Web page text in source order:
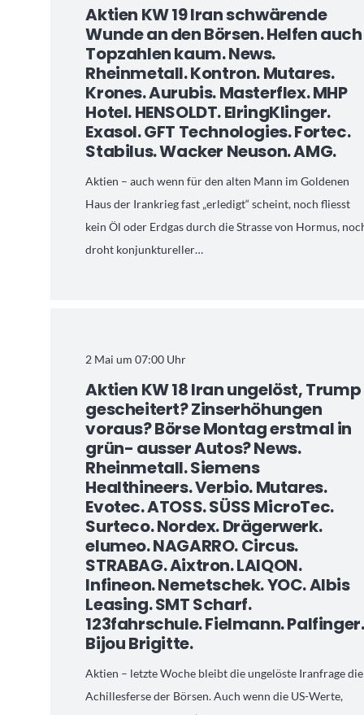
Aktien KW 19 Iran schwärende
Wunde an den Börsen. Helfen auch
Topzahlen kaum. News.
Rheinmetall. Kontron. Mutares.
Krones. Aurubis. Masterflex. MHP
Hotel. HENSOLDT. ElringKlinger.
Exasol. GFT Technologies. Fortec.
Stabilus. Wacker Neuson. AMG.
Aktien – auch wenn für den alten Mann im Goldenen
Haus der Irankrieg fast „erledigt“ scheint, noch fliesst
kein Öl oder Erdgas durch die Strasse von Hormus,
droht konjunktureller…
2 Mai um 07:00 Uhr
Aktien KW 18 Iran ungelöst, Trump
gescheitert? Zinserhöhungen
voraus? Börse Montag erstmal in
grün- ausser Autos? News.
Rheinmetall. Siemens
Healthineers. Verbio. Mutares.
Evotec. ATOSS. SÜSS MicroTec.
Surteco. Nordex. Drägerwerk.
elumeo. NAGARRO. Circus.
STRABAG. Aixtron. LAIQON.
Infineon. Nemetschek. YOC. Albis
Leasing. SMT Scharf.
123fahrschule. Fielmann. Palfinger.
Bijou Brigitte.
Aktien – letzte Woche bleibt die ungelöste Iranfrage die
Achillesferse der Börsen. Auch wenn die US-Werte,